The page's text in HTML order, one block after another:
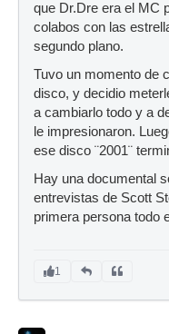
que Dr.Dre era el MC
colabos con las
segundo plano.
Tuvo un momento de
disco, y decidio
a cambiarlo todo y a
le impresionaron.
ese disco ¨2001¨
Hay una documental
entrevistas de Scott
primera persona todo
1